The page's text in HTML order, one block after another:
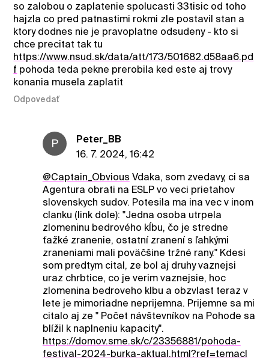
so zalobou o zaplatenie spolucasti 33tisic od toho
hajzla co pred patnastimi rokmi zle postavil stan a
ktory dodnes nie je pravoplatne odsudeny - kto si
chce precitat tak tu
https://www.nsud.sk/data/att/173/501682.d58aa6.pd
f pohoda teda pekne prerobila ked este aj trovy
konania musela zaplatit
Odpovedať
P
Peter_BB
16. 7. 2024, 16:42
@Captain_Obvious Vdaka, som zvedavy, ci sa
Agentura obrati na ESLP vo veci prietahov
slovenskych sudov. Potesila ma ina vec v inom
clanku (link dole): "Jedna osoba utrpela
zlomeninu bedrového kĺbu, čo je stredne
ťažké zranenie, ostatní zranení s ľahkými
zraneniami mali poväčšine tržné rany." Kdesi
som predtym cital, ze bol aj druhy vaznejsi
uraz chrbtice, co je verim vaznejsie, hoc
zlomenina bedroveho klbu a obzvlast teraz v
lete je mimoriadne neprijemna. Prijemne sa mi
citalo aj ze " Počet návštevníkov na Pohode sa
blížil k naplneniu kapacity".
https://domov.sme.sk/c/23356881/pohoda-
festival-2024-burka-aktual.html?ref=temacl